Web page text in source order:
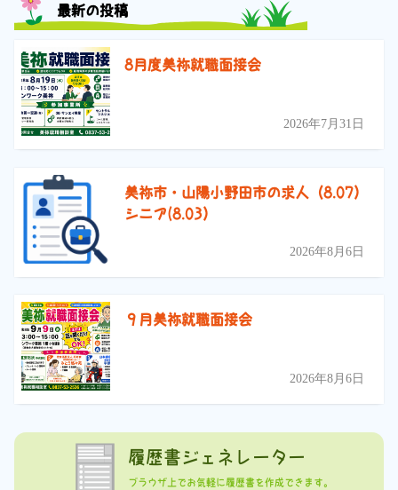
最新の投稿
8月度美祢就職面接会
2026年7月31日
美祢市・山陽小野田市の求人（8.07）
シニア(8.03）
2026年8月6日
９月美祢就職面接会
2026年8月6日
履歴書ジェネレーター
ブラウザ上でお気軽に履歴書を作成できます。